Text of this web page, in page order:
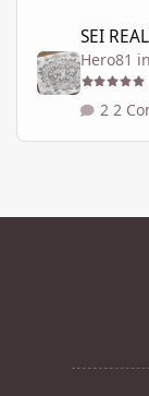
SEI
Hero81 in
2